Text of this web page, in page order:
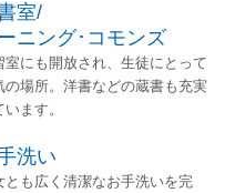
室/
ニング･コモンズ
室にも開放され、生徒にとって
の場所。洋書などの蔵書も充実
います。
洗い
とも広く清潔なお手洗いを完